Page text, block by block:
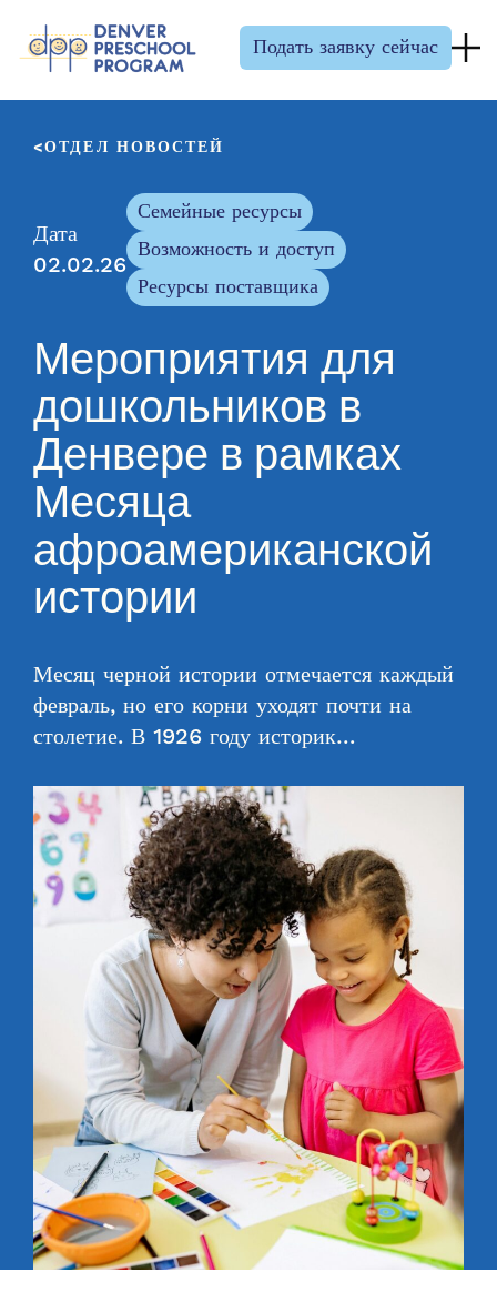
Подать заявку сейчас
ОТДЕЛ НОВОСТЕЙ
Дата
02.02.26
Семейные ресурсы
Возможность и доступ
Ресурсы поставщика
Мероприятия для
дошкольников в
Денвере в рамках
Месяца
афроамериканской
истории
Месяц черной истории отмечается каждый
февраль, но его корни уходят почти на
столетие. В 1926 году историк…